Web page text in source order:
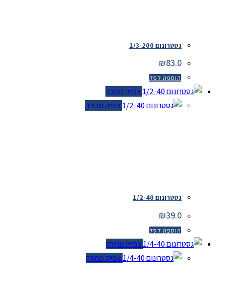
גסטרונום 1/3-200
₪83.0
הוספה לסל
צפייה מהירה
צפייה מהירה
גסטרונום 1/2-40
₪39.0
הוספה לסל
צפייה מהירה
צפייה מהירה